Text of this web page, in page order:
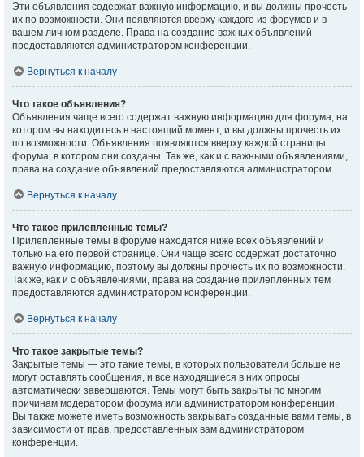
Эти объявления содержат важную информацию, и вы должны прочесть
их по возможности. Они появляются вверху каждого из форумов и в
вашем личном разделе. Права на создание важных объявлений
предоставляются администратором конференции.
Вернуться к началу
Что такое объявления?
Объявления чаще всего содержат важную информацию для форума, на
котором вы находитесь в настоящий момент, и вы должны прочесть их
по возможности. Объявления появляются вверху каждой страницы
форума, в котором они созданы. Так же, как и с важными объявлениями,
права на создание объявлений предоставляются администратором.
Вернуться к началу
Что такое прилепленные темы?
Прилепленные темы в форуме находятся ниже всех объявлений и
только на его первой странице. Они чаще всего содержат достаточно
важную информацию, поэтому вы должны прочесть их по возможности.
Так же, как и с объявлениями, права на создание прилепленных тем
предоставляются администратором конференции.
Вернуться к началу
Что такое закрытые темы?
Закрытые темы — это такие темы, в которых пользователи больше не
могут оставлять сообщения, и все находящиеся в них опросы
автоматически завершаются. Темы могут быть закрыты по многим
причинам модератором форума или администратором конференции.
Вы также можете иметь возможность закрывать созданные вами темы, в
зависимости от прав, предоставленных вам администратором
конференции.